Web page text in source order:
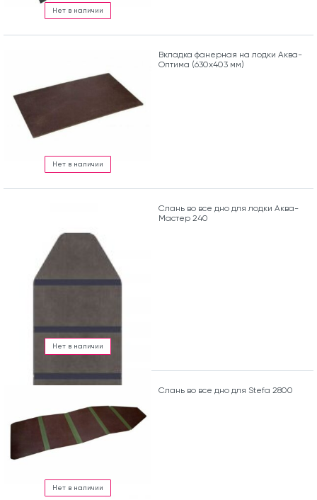
Нет в наличии
Нет в наличии
Вкладка фанерная на лодки Аква-
Оптима (630х403 мм)
Нет в наличии
Слань во все дно для лодки Аква-
Мастер 240
Нет в наличии
Слань во все дно для Stefa 2800